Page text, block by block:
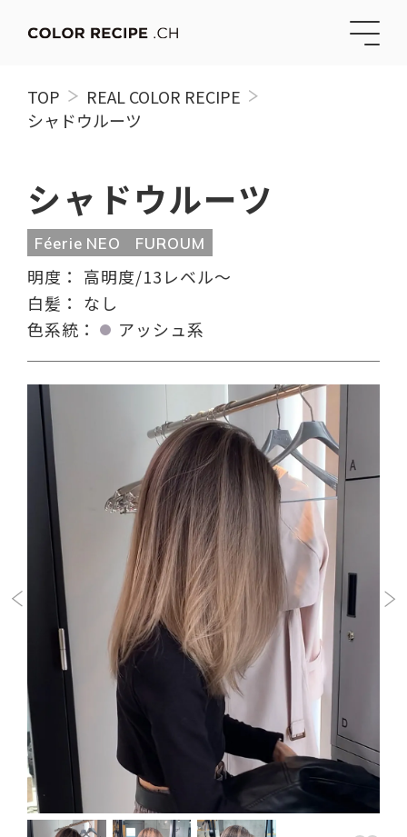
TOP
REAL COLOR RECIPE
シャドウルーツ
シャドウルーツ
Féerie NEO FUROUM
明度： 高明度/13レベル〜
白髪： なし
色系統：
アッシュ系